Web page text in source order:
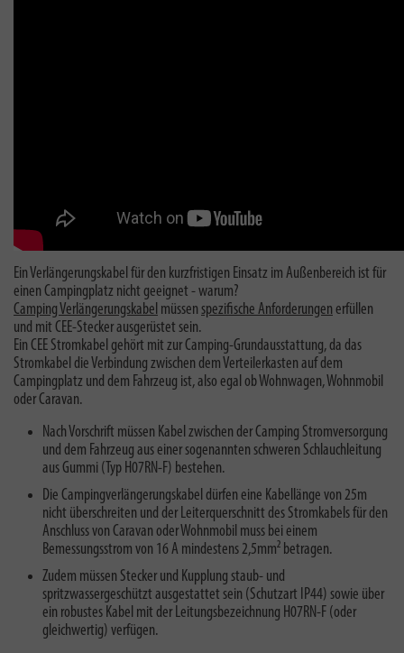
Ein Verlängerungskabel für den kurzfristigen Einsatz im Außenbereich ist für
einen Campingplatz nicht geeignet - warum?
Camping Verlängerungskabel müssen spezifische Anforderungen erfüllen
und mit CEE-Stecker ausgerüstet sein.
Ein CEE Stromkabel gehört mit zur Camping-Grundausstattung, da das
Stromkabel die Verbindung zwischen dem Verteilerkasten auf dem
Campingplatz und dem Fahrzeug ist, also egal ob Wohnwagen, Wohnmobil
oder Caravan.
Nach Vorschrift müssen Kabel zwischen der Camping Stromversorgung
und dem Fahrzeug aus einer sogenannten schweren Schlauchleitung
aus Gummi (Typ H07RN-F) bestehen.
Die Campingverlängerungskabel dürfen eine Kabellänge von 25m
nicht überschreiten und der Leiterquerschnitt des Stromkabels für den
Anschluss von Caravan oder Wohnmobil muss bei einem
Bemessungsstrom von 16 A mindestens 2,5mm² betragen.
Zudem müssen Stecker und Kupplung staub- und
spritzwassergeschützt ausgestattet sein (Schutzart IP44) sowie über
ein robustes Kabel mit der Leitungsbezeichnung H07RN-F (oder
gleichwertig) verfügen.